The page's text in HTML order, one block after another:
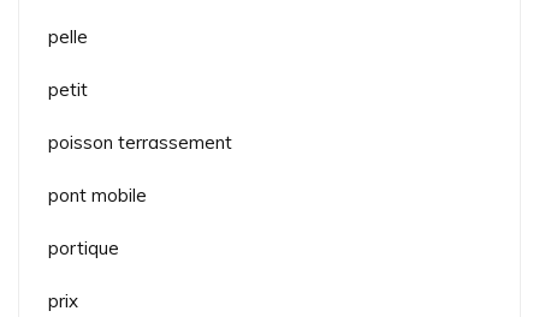
pelle
petit
poisson terrassement
pont mobile
portique
prix